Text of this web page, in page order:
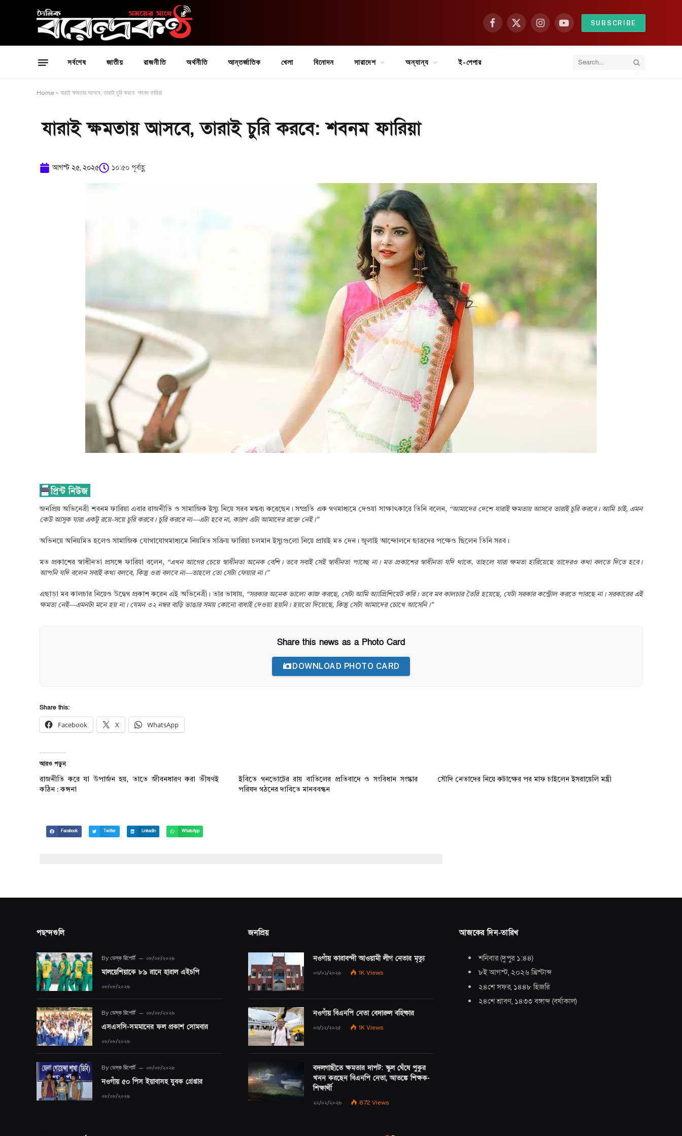
Facebook
X
InstagramYouTubeSUBSCRIBE
সর্বশেষ জাতীয় রাজনীতি অর্থনীতি আন্তর্জাতিক খেলা বিনোদন সারাদেশ অন্যান্য ই-পেপার
Home » যারাই ক্ষমতায় আসবে, তারাই চুরি করবে: শবনম ফারিয়া
যারাই ক্ষমতায় আসবে, তারাই চুরি করবে: শবনম ফারিয়া
আগস্ট ২৫, ২০২৫ ১০:৫০ পূর্বাহ্ণ
জনপ্রিয় অভিনেত্রী শবনম ফারিয়া এবার রাজনীতি ও সামাজিক ইস্যু নিয়ে সরব মন্তব্য করেছেন। সম্প্রতি এক গণমাধ্যমে দেওয়া সাক্ষাৎকারে তিনি বলেন, “আমাদের দেশে যারাই ক্ষমতায় আসবে তারাই চুরি করবে। আমি চাই, এমন
কেউ আসুক যারা একটু রয়ে-সয়ে চুরি করবে। চুরি করবে না—এটা হবে না, কারণ এটা আমাদের রক্তে নেই।”
অভিনয়ে অনিয়মিত হলেও সামাজিক যোগাযোগমাধ্যমে নিয়মিত সক্রিয় ফারিয়া চলমান ইস্যুগুলো নিয়ে প্রায়ই মত দেন। জুলাই আন্দোলনে ছাত্রদের পক্ষেও ছিলেন তিনি সরব।
মত প্রকাশের স্বাধীনতা প্রসঙ্গে ফারিয়া বলেন, “এখন আগের চেয়ে স্বাধীনতা অনেক বেশি। তবে সবাই সেই স্বাধীনতা পাচ্ছে না। মত প্রকাশের স্বাধীনতা যদি থাকে, তাহলে যারা ক্ষমতা হারিয়েছে তাদেরও কথা বলতে দিতে হবে।
আপনি যদি বলেন সবাই কথা বলবে, কিন্তু ওরা বলবে না—তাহলে তো সেটা ফেয়ার না।”
এছাড়া মব কালচার নিয়েও উদ্বেগ প্রকাশ করেন এই অভিনেত্রী। তার ভাষায়, “সরকার অনেক ভালো কাজ করছে, সেটা আমি অ্যাপ্রিশিয়েট করি। তবে মব কালচার তৈরি হয়েছে, যেটা সরকার কন্ট্রোল করতে পারছে না। সরকারের এই
ক্ষমতা নেই—এমনটা মনে হয় না। যেমন ৩২ নম্বর বাড়ি ভাঙার সময় কোনো বাধাই দেওয়া হয়নি। হয়তো দিয়েছে, কিন্তু সেটা আমাদের চোখে আসেনি।”
Share this news as a Photo Card
DOWNLOAD PHOTO CARD
Share this:
Facebook X WhatsApp
আরও পড়ুন
রাজনীতি করে যা উপার্জন হয়, তাতে জীবনধারণ করা ভীষণই
কঠিন : কঙ্গনা
ইবিতে গনভোটের রায় বাতিলের প্রতিবাদে ও সংবিধান সংস্কার
পরিষদ গঠনের দাবিতে মানববন্ধন
সৌদি নেতাদের নিয়ে কটাক্ষের পর মাফ চাইলেন ইসরায়েলি মন্ত্রী
Facebook Twitter LinkedIn WhatsApp
পছন্দগুলি
By ডেস্ক রিপোর্ট ০৮/০৮/২০২৬
মালয়েশিয়াকে ৮৯ রানে হারাল এইচপি
০৮/০৮/২০২৬
By ডেস্ক রিপোর্ট ০৮/০৮/২০২৬
এসএসসি-সমমানের ফল প্রকাশ সোমবার
০৮/০৮/২০২৬
By ডেস্ক রিপোর্ট ০৮/০৮/২০২৬
নওগাঁয় ৫০ পিস ইয়াবাসহ যুবক গ্রেপ্তার
০৮/০৮/২০২৬
জনপ্রিয়
নওগাঁয় কারাবন্দী আওয়ামী লীগ নেতার মৃত্যু
০৩/০১/২০২৬ 1K Views
নওগাঁয় বিএনপি নেতা বেদারুল বহিষ্কার
০৩/১২/২০২৫ 1K Views
বদলগাছীতে ক্ষমতার দাপট: স্কুল ঘেঁষে পুকুর
খনন করছেন বিএনপি নেতা, আতঙ্কে শিক্ষক-
শিক্ষার্থী
২২/০২/২০২৬ 872 Views
আজকের দিন-তারিখ
শনিবার(দুপুর ১:৪৪)
৮ই আগস্ট, ২০২৬ খ্রিস্টাব্দ
২৪শে সফর, ১৪৪৮ হিজরি
২৪শে শ্রাবণ, ১৪৩৩ বঙ্গাব্দ (বর্ষাকাল)